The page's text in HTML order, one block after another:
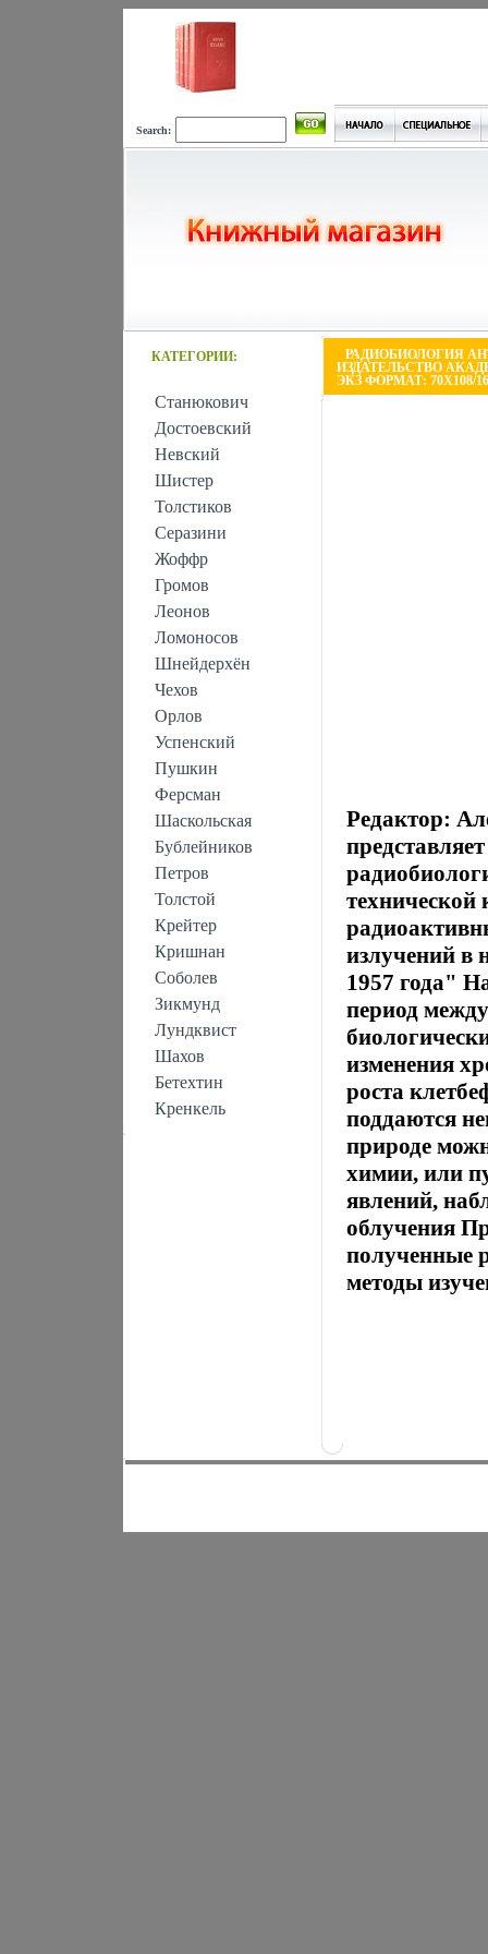
Search:
КАТЕГОРИИ:
Станюкович
Достоевский
Невский
Шистер
Толстиков
Серазини
Жоффр
Громов
Леонов
Ломоносов
Шнейдерхён
Чехов
Орлов
Успенский
Пушкин
Ферсман
Шаскольская
Бублейников
Петров
Толстой
Крейтер
Кришнан
Соболев
Зикмунд
Лундквист
Шахов
Бетехтин
Кренкель
РАДИОБИОЛОГИЯ
ИЗДАТЕЛЬСТВО
ЭКЗ ФОРМАТ: 70X108/
Редактор:
излучений в
1957 года"
период
изменения
роста
поддаются
природе
химии, или
явлений,
облучения
полученные
методы